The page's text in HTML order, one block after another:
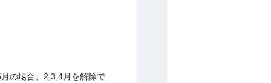
の場合、2,3,4月を解除で